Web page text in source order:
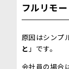
フルリモ
原因はシンプ
と 」です。
会社員の場合